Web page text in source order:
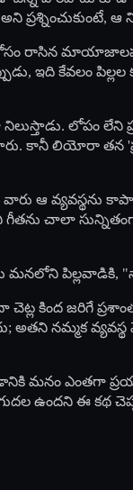
రాసిన
కేవలం పిల్లల
లోపం
లియోరా తన
వారు ఆ
చాలా
మనలోని పిల్లవాడికి,
కింద జరిగే
నమ్మక వ్యవస్థ
మనం
ఉందని ఈ కథ